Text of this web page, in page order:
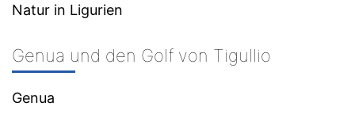
Natur in Ligurien
Genua und den Golf von Tigullio
Genua